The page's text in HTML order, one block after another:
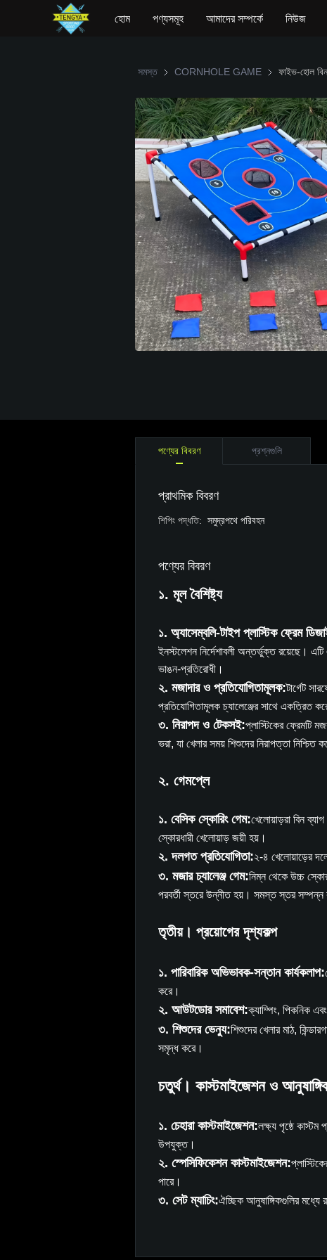
হোম পণ্যসমূহ আমাদের সম্পর্কে নিউজ
সমস্ত CORNHOLE GAME CORNHOLE
ফাইভ-হোল
পণ্যের বিবরণ প্রশ্নগুলি
প্রাথমিক বিবরণ
শিপিং পদ্ধতি: সমুদ্রপথে পরিবহন
পণ্যের বিবরণ
১. মূল বৈশিষ্ট্য
১. অ্যাসেম্বলি-টাইপ প্লাস্টিক ফ্রেম
ইনস্টলেশন নির্দেশাবলী অন্তর্ভুক্ত রয়েছে।
ভাঙন-প্রতিরোধী।
২. মজাদার ও প্রতিযোগিতামূলক:টার্গেট
প্রতিযোগিতামূলক চ্যালেঞ্জের সাথে একত্রিত
৩. নিরাপদ ও টেকসই:প্লাস্টিকের ফ্রেমটি
ভরা, যা খেলার সময় শিশুদের নিরাপত্তা নিশ্চিত
২. গেমপ্লে
১. বেসিক স্কোরিং গেম:খেলোয়াড়রা বিন
স্কোরধারী খেলোয়াড় জয়ী হয়।
২. দলগত প্রতিযোগিতা:২-৪ খেলোয়াড়ের
৩. মজার চ্যালেঞ্জ গেম:নিম্ন থেকে উচ্চ
পরবর্তী স্তরে উন্নীত হয়। সমস্ত স্তর সম্পন্ন
তৃতীয়। প্রয়োগের দৃশ্যকল্প
১. পারিবারিক অভিভাবক-সন্তান কার্যকলাপ:
করে।
২. আউটডোর সমাবেশ:ক্যাম্পিং, পিকনিক
৩. শিশুদের ভেন্যু:শিশুদের খেলার মাঠ,
সমৃদ্ধ করে।
চতুর্থ। কাস্টমাইজেশন ও
১. চেহারা কাস্টমাইজেশন:লক্ষ্য পৃষ্ঠে কাস্টম
উপযুক্ত।
২. স্পেসিফিকেশন কাস্টমাইজেশন:
পারে।
৩. সেট ম্যাচিং:ঐচ্ছিক আনুষাঙ্গিকগুলির মধ্যে